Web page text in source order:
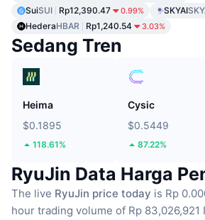
SuiSUI Rp12,390.47 0.99% SKYAI
HederaHBAR Rp1,240.54 3.03%
Sedang Tren
Heima
$0.1895
118.61%
Cysic
$0.5449
87.22%
RyuJin Data Harga
The live RyuJin price today is Rp
hour trading volume of Rp 83,026,921